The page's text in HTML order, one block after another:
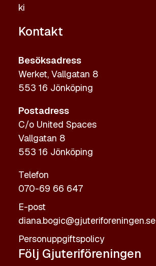
ki
Kontakt
Besöksadress
Werket, Vallgatan 8
553 16 Jönköping
Postadress
C/o United Spaces
Vallgatan 8
553 16 Jönköping
Telefon
070-69 66 647
E-post
diana.bogic@gjuteriforeningen.se
Personuppgiftspolicy
Följ Gjuteriföreningen